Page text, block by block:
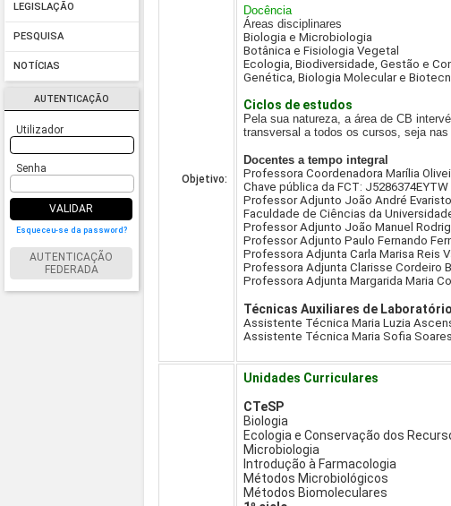
LEGISLAÇÃO
PESQUISA
NOTÍCIAS
AUTENTICAÇÃO
Utilizador
Senha
VALIDAR
Esqueceu-se da password?
AUTENTICAÇÃO
FEDERADA
Objetivo:
Docência
Áreas disciplinares
Biologia e Microbiologia
Botânica e Fisiologia Vegetal
Ecologia, Biodiversidade, Gestão e
Genética, Biologia Molecular e
Ciclos de estudos
Pela sua natureza, a área de CB
transversal a todos os cursos, seja
Docentes a tempo integral
Professora Coordenadora Marília
Chave pública da FCT: J5286374EYTW
Professor Adjunto João André
Faculdade de Ciências da
Professor Adjunto João Manuel
Professor Adjunto Paulo Fernando
Professora Adjunta Carla Marisa Reis
Professora Adjunta Clarisse Cordeiro
Professora Adjunta Margarida Maria
Técnicas Auxiliares de Laboratório
Assistente Técnica Maria Luzia
Assistente Técnica Maria Sofia
Unidades Curriculares
CTeSP
Biologia
Ecologia e Conservação dos
Microbiologia
Introdução à Farmacologia
Métodos Microbiológicos
Métodos Biomoleculares